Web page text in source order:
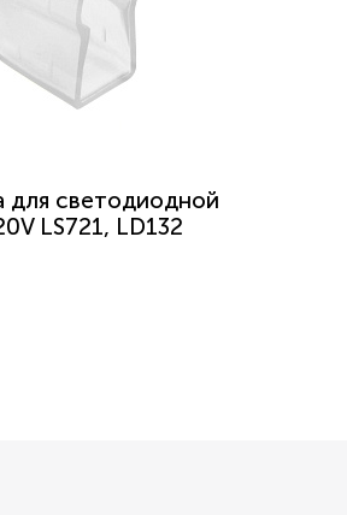
для светодиодной
LS721, LD132